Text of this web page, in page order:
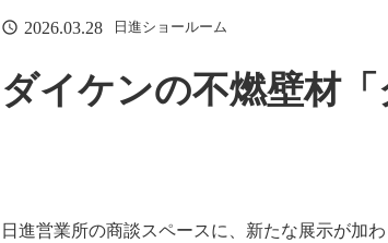
2026.03.28 日進ショールーム
ダイケンの不燃壁材「
日進営業所の商談スペースに、新たな展示が加